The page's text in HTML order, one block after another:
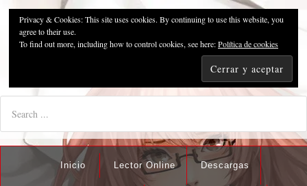
Pzykosis666HFansub
"I'm the best there is at what I do, but what I do best isn't very
Inicio Lector Online Descargas
Privacy & Cookies: This site uses cookies. By continuing to use this website, you
agree to their use.
To find out more, including how to control cookies, see here:Política de cookies